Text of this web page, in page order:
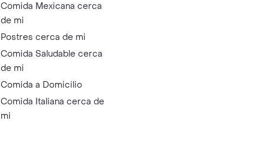
Comida Mexicana cerca
de mi
Postres cerca de mi
Comida Saludable cerca
de mi
Comida a Domicilio
Comida Italiana cerca de
mi